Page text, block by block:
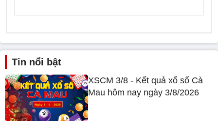
Tin nổi bật
XSCM 3/8 - Kết quả xổ số Cà
Mau hôm nay ngày 3/8/2026